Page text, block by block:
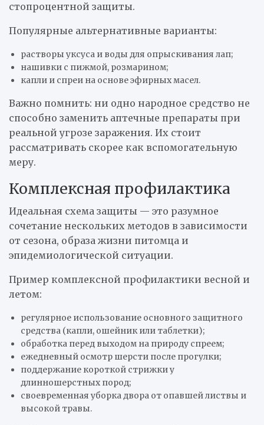
стопроцентной защиты.
Популярные альтернативные варианты:
растворы уксуса и воды для опрыскивания лап;
нашивки с пижмой, розмарином;
капли и спреи на основе эфирных масел.
Важно помнить: ни одно народное средство не
способно заменить аптечные препараты при
реальной угрозе заражения. Их стоит
рассматривать скорее как вспомогательную
меру.
Комплексная профилактика
Идеальная схема защиты — это разумное
сочетание нескольких методов в зависимости
от сезона, образа жизни питомца и
эпидемиологической ситуации.
Пример комплексной профилактики весной и
летом:
регулярное использование основного защитного
средства (капли, ошейник или таблетки);
обработка перед выходом на природу спреем;
ежедневный осмотр шерсти после прогулки;
поддержание короткой стрижки у
длинношерстных пород;
своевременная уборка двора от опавшей листвы и
высокой травы.